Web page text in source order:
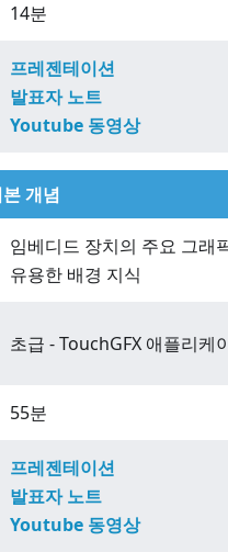
14분
프레젠테이션
발표자 노트
Youtube 동영상
개념
임베디드 장치의 주요 그래
유용한 배경 지식
초급 - TouchGFX 애플리케
55분
프레젠테이션
발표자 노트
Youtube 동영상